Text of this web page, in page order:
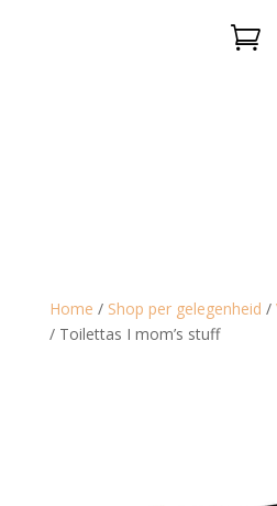

Home / Shop per gelegenheid /
/ Toilettas I mom’s stuff